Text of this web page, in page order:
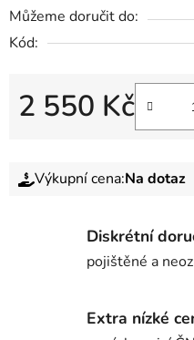
Můžeme doručit do:
Kód:
2 550 Kč
Výkupní cena:Na dotaz
Diskrétní
pojištěné a
Extra nízké